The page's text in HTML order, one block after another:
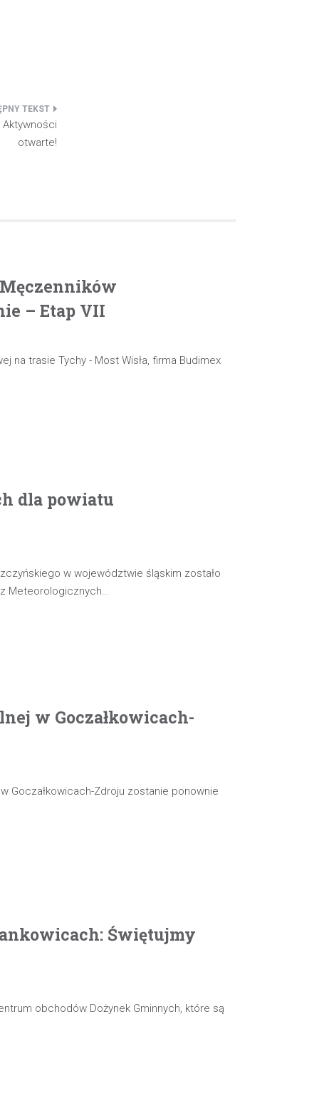
otwarte!
– Etap VII
na trasie Tychy - Most Wisła, firma Budimex
dla powiatu
w województwie śląskim zostało
Meteorologicznych…
w Goczałkowicach-
Goczałkowicach-Zdroju zostanie ponownie
Świętujmy
obchodów Dożynek Gminnych, które są